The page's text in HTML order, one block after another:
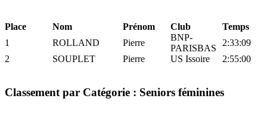
Place Nom Prénom Club
Temps
1
ROLLAND Pierre
BNP-
PARISBAS
2:33:09
2
SOUPLET Pierre US Issoire 2:55:00
Classement par Catégorie : Seniors féminines